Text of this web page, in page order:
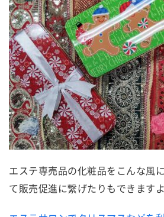
エステ専売品の化粧品をこんな風
て販売促進に繋げたりもできますよ